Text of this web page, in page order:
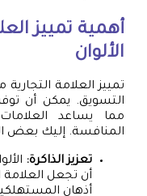
أهمية تمييز
الألوان
تمييز العلامة
التسويق. يمكن أن
مما يساعد
المنافسة. إليك بعض
تعزيز الذاكرة:
أن تجعل العلامة
أذهان